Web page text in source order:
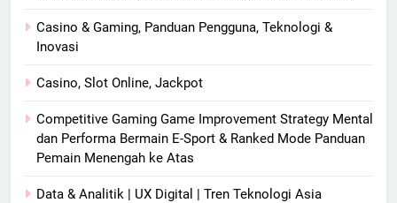
Casino & Gaming, Panduan Pengguna, Teknologi &
Inovasi
Casino, Slot Online, Jackpot
Competitive Gaming Game Improvement Strategy Mental
dan Performa Bermain E-Sport & Ranked Mode Panduan
Pemain Menengah ke Atas
Data & Analitik | UX Digital | Tren Teknologi Asia